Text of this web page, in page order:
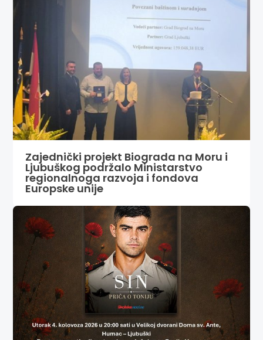
Zajednički projekt Biograda na Moru i
Ljubuškog podržalo Ministarstvo
regionalnoga razvoja i fondova
Europske unije